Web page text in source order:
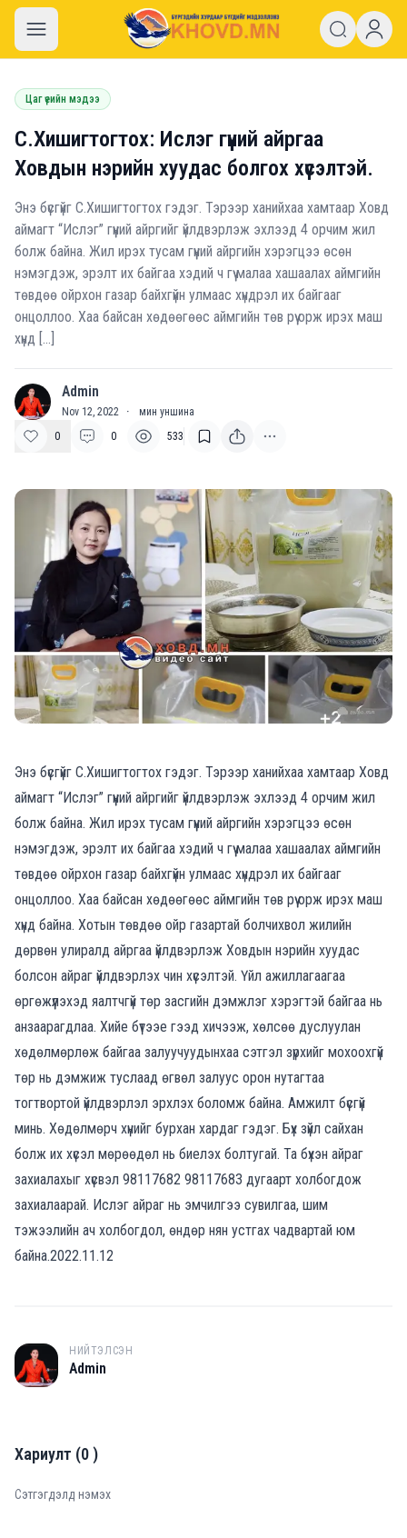
khovd.mn
Цаг үеийн мэдээ
С.Хишигтогтох: Ислэг гүүний айргаа
Ховдын нэрийн хуудас болгох хүсэлтэй.
Энэ бүсгүйг С.Хишигтогтох гэдэг. Тэрээр ханийхаа хамтаар Ховд
аймагт “Ислэг” гүүний айргийг үйлдвэрлэж эхлээд 4 орчим жил
болж байна. Жил ирэх тусам гүүний айргийн хэрэгцээ өсөн
нэмэгдэж, эрэлт их байгаа хэдий ч гүү малаа хашаалах аймгийн
төвдөө ойрхон газар байхгүйн улмаас хүндрэл их байгааг
онцоллоо. Хаа байсан хөдөөгөөс аймгийн төв рүү орж ирэх маш
хүнд […]
A Admin
Nov 12, 2022 ·
мин уншина
0
0 533
Энэ бүсгүйг С.Хишигтогтох гэдэг. Тэрээр ханийхаа хамтаар Ховд
аймагт “Ислэг” гүүний айргийг үйлдвэрлэж эхлээд 4 орчим жил
болж байна. Жил ирэх тусам гүүний айргийн хэрэгцээ өсөн
нэмэгдэж, эрэлт их байгаа хэдий ч гүү малаа хашаалах аймгийн
төвдөө ойрхон газар байхгүйн улмаас хүндрэл их байгааг
онцоллоо. Хаа байсан хөдөөгөөс аймгийн төв рүү орж ирэх маш
хүнд байна. Хотын төвдөө ойр газартай болчихвол жилийн
дөрвөн улиралд айргаа үйлдвэрлэж Ховдын нэрийн хуудас
болсон айраг үйлдвэрлэх чин хүсэлтэй. Үйл ажиллагаагаа
өргөжүүлэхэд яалтчгүй төр засгийн дэмжлэг хэрэгтэй байгаа нь
анзаарагдлаа. Хийе бүтээе гээд хичээж, хөлсөө дуслуулан
хөдөлмөрлөж байгаа залуучуудынхаа сэтгэл зүрхийг мохоохгүй
төр нь дэмжиж туслаад өгвөл залуус орон нутагтаа
тогтвортой үйлдвэрлэл эрхлэх боломж байна. Амжилт бүсгүй
минь. Хөдөлмөрч хүнийг бурхан хардаг гэдэг. Бүх зүйл сайхан
болж их хүсэл мөрөөдөл нь биелэх болтугай. Та бүхэн айраг
захиалахыг хүсвэл 98117682 98117683 дугаарт холбогдож
захиалаарай. Ислэг айраг нь эмчилгээ сувилгаа, шим
тэжээлийн ач холбогдол, өндөр нян устгах чадвартай юм
байна.2022.11.12
A
НИЙТЭЛСЭН
Admin
Хариулт (0)